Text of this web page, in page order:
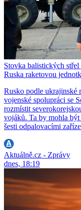
Stovka balistických
Ruska raketovou
Rusko podle ukrajinské
vojenské spolupráci se
rozmístit
vojáků. Ta by mohla
šesti odpalovacími
Aktuálně.cz - Zprávy
dnes, 18:19